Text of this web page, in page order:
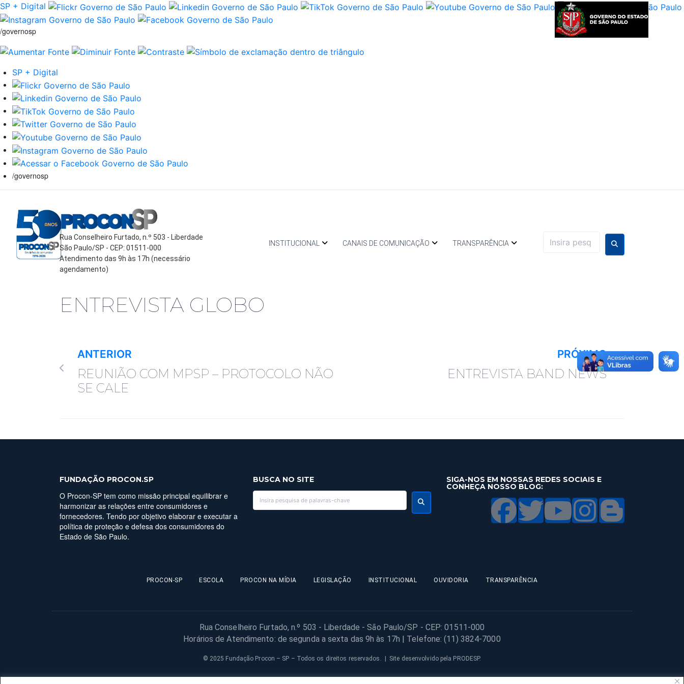
SP + Digital
/governosp
SP + Digital
/governosp
Rua Conselheiro Furtado, n.º 503 - Liberdade
São Paulo/SP - CEP: 01511-000
Atendimento das 9h às 17h (necessário
agendamento)
INSTITUCIONAL CANAIS DE COMUNICAÇÃO TRANSPARÊNCIA
ENTREVISTA GLOBO
ANTERIOR
REUNIÃO COM MPSP – PROTOCOLO NÃO
SE CALE
PRÓXIMO
ENTREVISTA BAND NEWS
FUNDAÇÃO PROCON.SP
O Procon-SP tem como missão principal equilibrar e
harmonizar as relações entre consumidores e
fornecedores. Tendo por objetivo elaborar e executar a
política de proteção e defesa dos consumidores do
Estado de São Paulo.
BUSCA NO SITE SIGA-NOS EM NOSSAS REDES SOCIAIS E
CONHEÇA NOSSO BLOG:
PROCON-SP ESCOLA PROCON NA MÍDIA LEGISLAÇÃO INSTITUCIONAL OUVIDORIA TRANSPARÊNCIA
Rua Conselheiro Furtado, n.º 503 - Liberdade - São Paulo/SP - CEP: 01511-000
Horários de Atendimento: de segunda a sexta das 9h às 17h | Telefone: (11) 3824-7000
© 2025 Fundação Procon – SP – Todos os direitos reservados. | Site desenvolvido pela PRODESP.